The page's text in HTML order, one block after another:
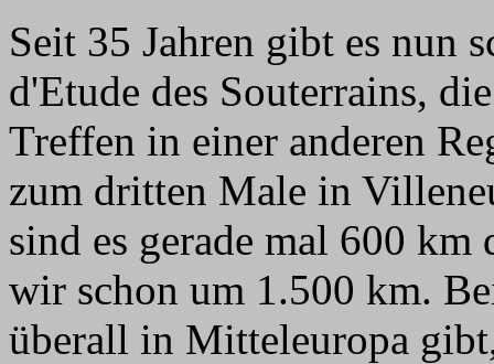
Seit 35 Jahren gibt es nun
d'Etude des Souterrains,
Treffen in einer anderen
zum dritten Male in
sind es gerade mal 600
wir schon um 1.500 km.
überall in Mitteleuropa